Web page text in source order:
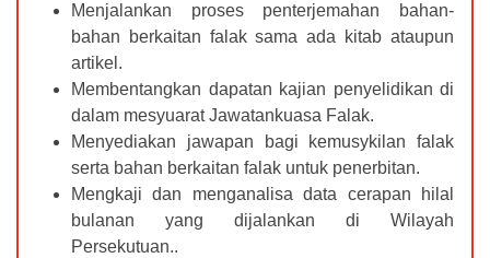
Menjalankan proses penterjemahan bahan-
bahan berkaitan falak sama ada kitab ataupun
artikel.
Membentangkan dapatan kajian penyelidikan di
dalam mesyuarat Jawatankuasa Falak.
Menyediakan jawapan bagi kemusykilan falak
serta bahan berkaitan falak untuk penerbitan.
Mengkaji dan menganalisa data cerapan hilal
bulanan yang dijalankan di Wilayah
Persekutuan..